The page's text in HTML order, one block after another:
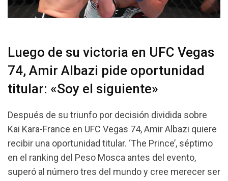
Luego de su victoria en UFC Vegas
74, Amir Albazi pide oportunidad
titular: «Soy el siguiente»
Después de su triunfo por decisión dividida sobre
Kai Kara-France en UFC Vegas 74, Amir Albazi quiere
recibir una oportunidad titular. ‘The Prince’, séptimo
en el ranking del Peso Mosca antes del evento,
superó al número tres del mundo y cree merecer ser